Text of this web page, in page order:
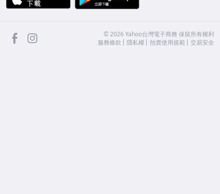
facebook ©2026 Yahoo台灣電子商務 保留所有權利
服務條款
隱私權 拍賣使用規範 交易安全